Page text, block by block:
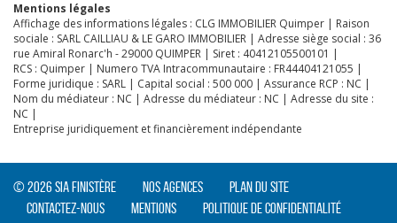
Mentions légales
Affichage des informations légales : CLG IMMOBILIER Quimper | Raison
sociale : SARL CAILLIAU & LE GARO IMMOBILIER | Adresse siège social : 36
rue Amiral Ronarc'h - 29000 QUIMPER | Siret : 40412105500101 |
RCS : Quimper | Numero TVA Intracommunautaire : FR44404121055 |
Forme juridique : SARL | Capital social : 500 000 | Assurance RCP : NC |
Nom du médiateur : NC | Adresse du médiateur : NC | Adresse du site :
NC |
Entreprise juridiquement et financièrement indépendante
© 2026 SIA Finistère Nos agences
Plan du site
Contactez-nous
Mentions
Politique de confidentialité